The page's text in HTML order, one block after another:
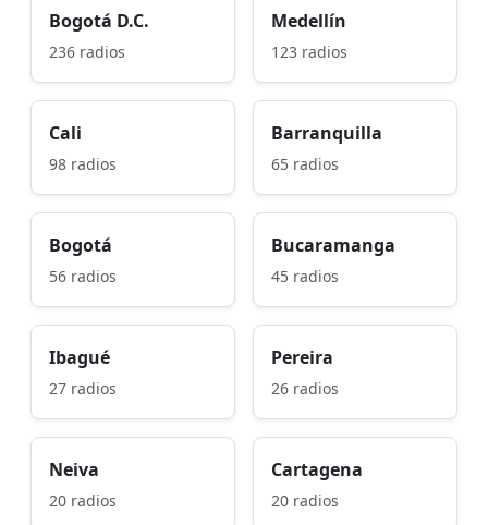
Bogotá D.C.
236 radios
Medellín
123 radios
Cali
98 radios
Barranquilla
65 radios
Bogotá
56 radios
Bucaramanga
45 radios
Ibagué
27 radios
Pereira
26 radios
Neiva
20 radios
Cartagena
20 radios